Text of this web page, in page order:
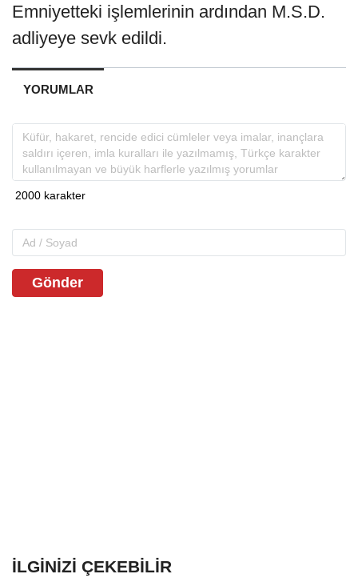
Emniyetteki işlemlerinin ardından M.S.D.
adliyeye sevk edildi.
YORUMLAR
Gönder
İLGINIZI ÇEKEBILIR